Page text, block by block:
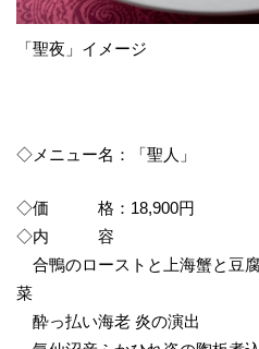
「聖夜」イメージ
◇メニュー名：「聖人」
◇価 格：18,900円
◇内 容
合鴨のローストと上海蟹と豆
菜
酔っ払い海老 炎の演出